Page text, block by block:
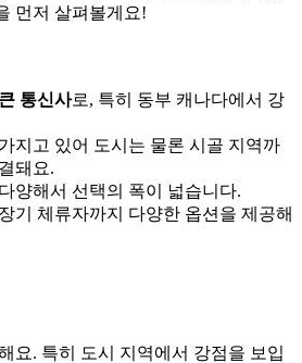
먼저 살펴볼게요!
통신사로, 특히 동부 캐나다에서 강
지고 있어 도시는 물론 시골 지역까
돼요.
양해서 선택의 폭이 넓습니다.
기 체류자까지 다양한 옵션을 제공해
요. 특히 도시 지역에서 강점을 보입